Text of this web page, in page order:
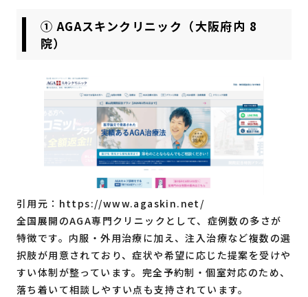
① AGAスキンクリニック（大阪府内 8
院）
引用元： https://www.agaskin.net/
全国展開のAGA専門クリニックとして、症例数の多さが
特徴です。内服・外用治療に加え、注入治療など複数の選
択肢が用意されており、症状や希望に応じた提案を受けや
すい体制が整っています。完全予約制・個室対応のため、
落ち着いて相談しやすい点も支持されています。